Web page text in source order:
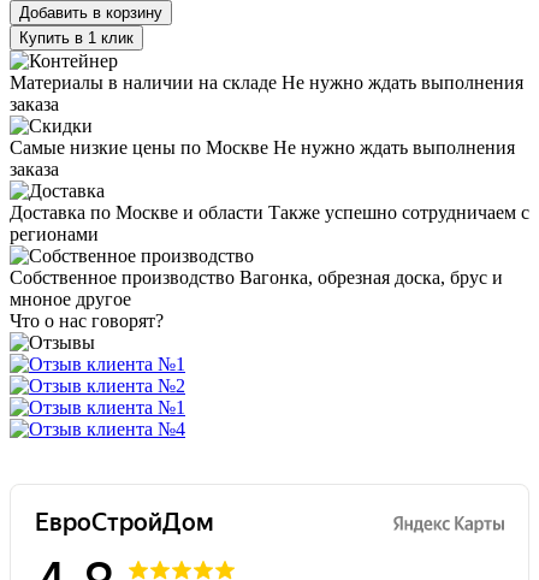
Добавить в корзину
Купить в 1 клик
Материалы в наличии на складе Не нужно ждать выполнения
заказа
Самые низкие цены по Москве Не нужно ждать выполнения
заказа
Доставка по Москве и области Также успешно сотрудничаем с
регионами
Собственное производство Вагонка, обрезная доска, брус и
мноное другое
Что о нас говорят?